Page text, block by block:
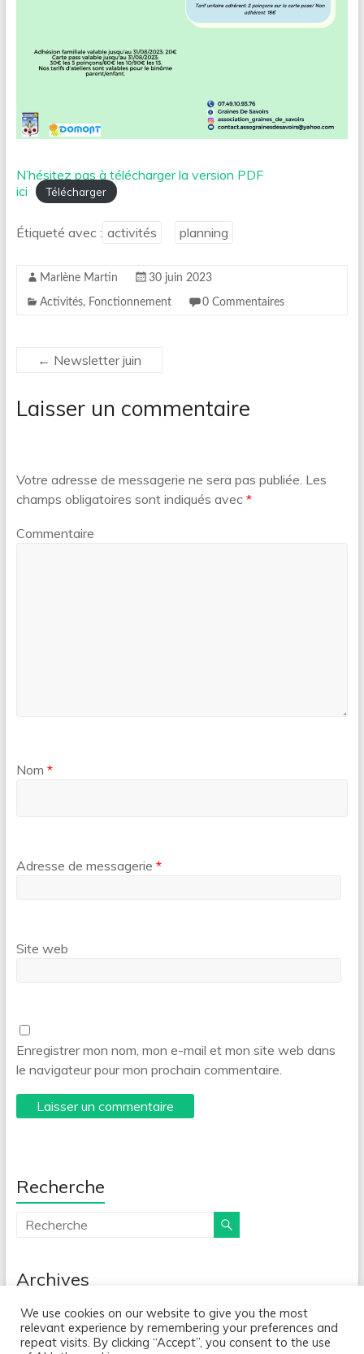
N’hésitez pas à télécharger la version PDF
ici
Télécharger
Étiqueté avec : activités planning
Marlène Martin 30 juin 2023
Activités, Fonctionnement 0 Commentaires
← Newsletter juin
Laisser un commentaire
Votre adresse de messagerie ne sera pas publiée. Les
champs obligatoires sont indiqués avec *
Commentaire
Nom *
Adresse de messagerie *
Site web
Enregistrer mon nom, mon e-mail et mon site web dans
le navigateur pour mon prochain commentaire.
Recherche
Archives
Archives
We use cookies on our website to give you the most
relevant experience by remembering your preferences and
repeat visits. By clicking “Accept”, you consent to the use